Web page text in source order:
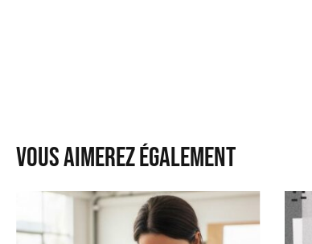
Vous aimerez également